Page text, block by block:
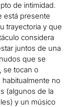
de intimidad.
está presente
trayectoria y que
considera
juntos de una
que se
se tocan o
no
(algunos de la
y un músico